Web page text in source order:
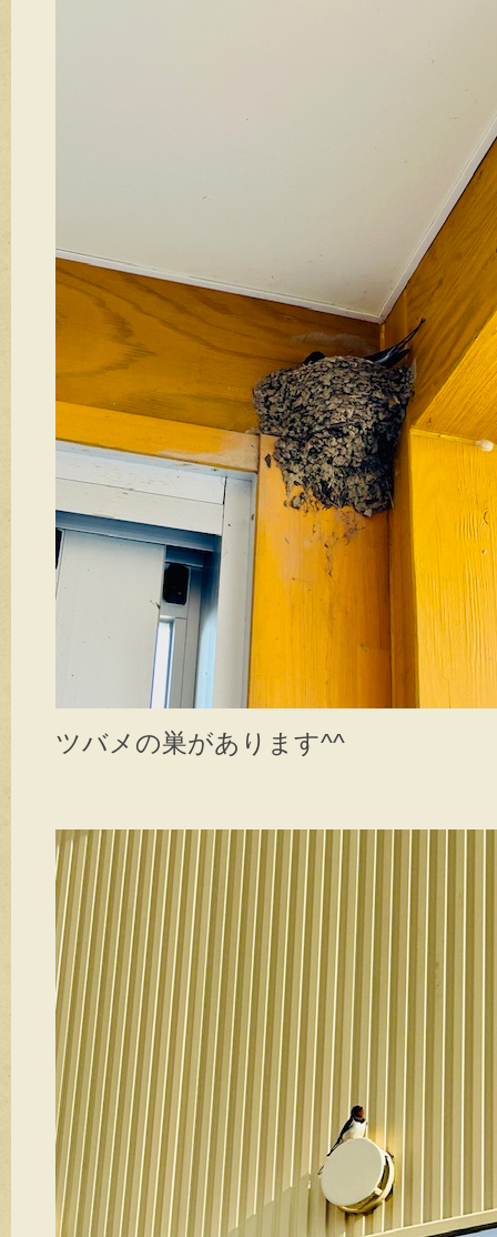
ツバメの巣があります^^